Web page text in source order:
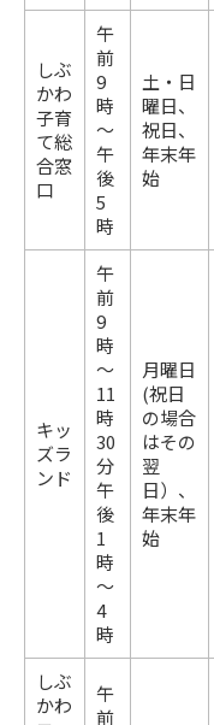
しぶ
かわ
子育
て総
合窓
口
午
前
9
時
～
午
後
5
時
土・日
曜日、
祝日、
年末年
始
キッ
ズラ
ンド
午
前
9
時
～
11
時
30
分
午
後
1
時
～
4
時
月曜日
(祝日
の場合
はその
翌
日）、
年末年
始
しぶ
かわ
午
前